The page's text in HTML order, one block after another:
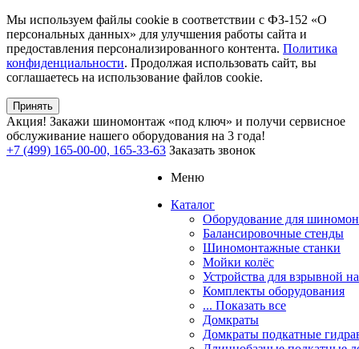
Мы используем файлы cookie в соответствии с ФЗ-152 «О
персональных данных» для улучшения работы сайта и
предоставления персонализированного контента. Политика
конфиденциальности. Продолжая использовать сайт, вы
соглашаетесь на использование файлов cookie.
Принять
Акция! Закажи шиномонтаж «под ключ» и получи сервисное
обслуживание нашего оборудования на 3 года!
+7 (499) 165-00-00, 165-33-63 Заказать звонок
Меню
Каталог
Оборудование для
Балансировочные стенды
Шиномонтажные станки
Мойки колёс
Устройства для взрывной
Комплекты оборудования
... Показать все
Домкраты
Домкраты подкатные